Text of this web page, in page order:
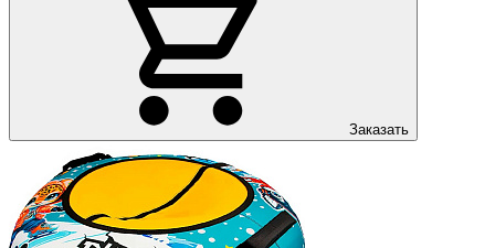
Заказать